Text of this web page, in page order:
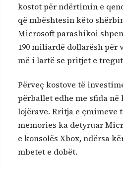
kostot për ndërtimin e
që mbështesin këto
Microsoft parashikoi
190 miliardë dollarësh për
më i lartë se pritjet e
Përveç kostove të
përballet edhe me sfida në
lojërave. Rritja e çmimeve
memories ka detyruar
e konsolës Xbox, ndërsa
mbetet e dobët.